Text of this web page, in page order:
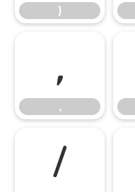
)
,
,
/